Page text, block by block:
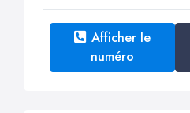
Afficher le
numéro